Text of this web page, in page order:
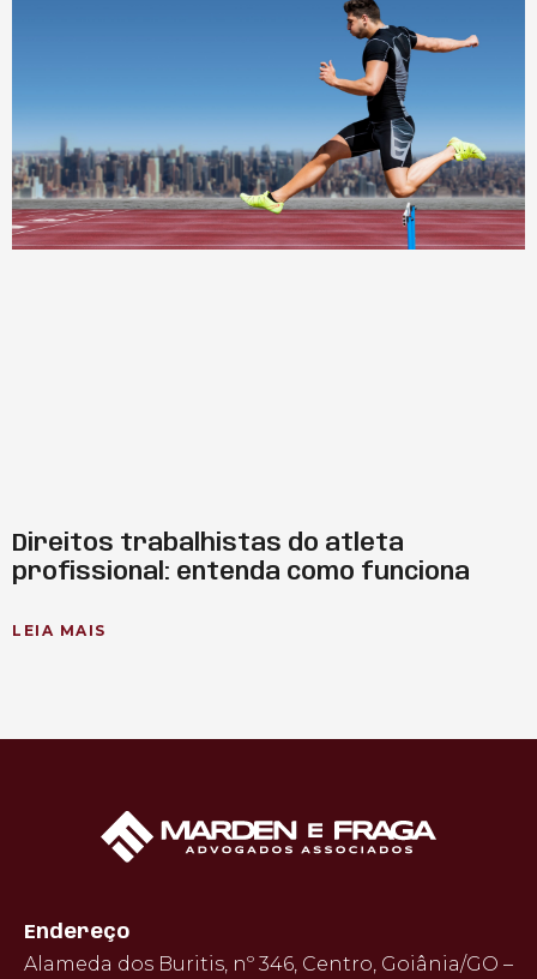
Direitos trabalhistas do atleta
profissional: entenda como funciona
LEIA MAIS
Endereço
Alameda dos Buritis, nº 346, Centro, Goiânia/GO –